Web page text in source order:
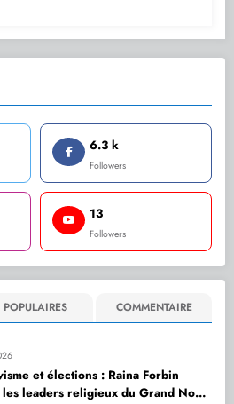
6.3 k
Followers
13
Followers
POPULAIRES COMMENTAIRE
et élections : Raina Forbin
les leaders religieux du Grand Nord